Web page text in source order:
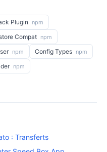
Plugin npm
Compat npm
npm Config Types npm
npm
: Transferts